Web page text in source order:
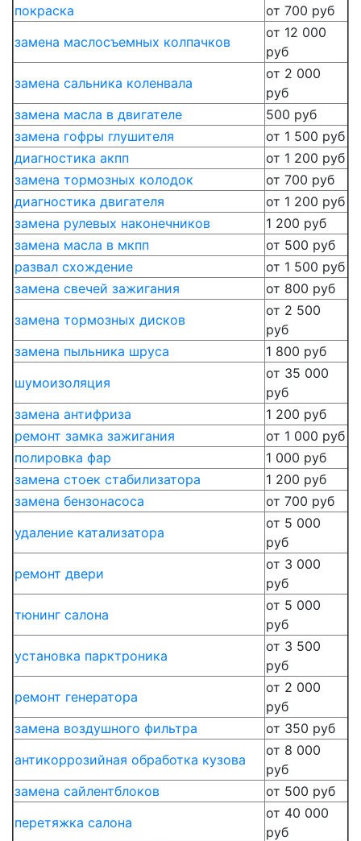
покраска
от 700 руб
замена маслосъемных колпачков
от 12 000
руб
замена сальника коленвала
от 2 000
руб
замена масла в двигателе
500 руб
замена гофры глушителя
от 1 500 руб
диагностика акпп
от 1 200 руб
замена тормозных колодок
от 700 руб
диагностика двигателя
от 1 200 руб
замена рулевых наконечников
1 200 руб
замена масла в мкпп
от 500 руб
развал схождение
от 1 500 руб
замена свечей зажигания
от 800 руб
замена тормозных дисков
от 2 500
руб
замена пыльника шруса
1 800 руб
шумоизоляция
от 35 000
руб
замена антифриза
1 200 руб
ремонт замка зажигания
от 1 000 руб
полировка фар
1 000 руб
замена стоек стабилизатора
1 200 руб
замена бензонасоса
от 700 руб
удаление катализатора
от 5 000
руб
ремонт двери
от 3 000
руб
тюнинг салона
от 5 000
руб
установка парктроника
от 3 500
руб
ремонт генератора
от 2 000
руб
замена воздушного фильтра
от 350 руб
антикоррозийная обработка кузова
от 8 000
руб
замена сайлентблоков
от 500 руб
перетяжка салона
от 40 000
руб